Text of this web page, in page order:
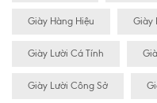
Giày Hàng Hiệu Giày
Giày Lười Cá Tính
Giày Lười Công Sở